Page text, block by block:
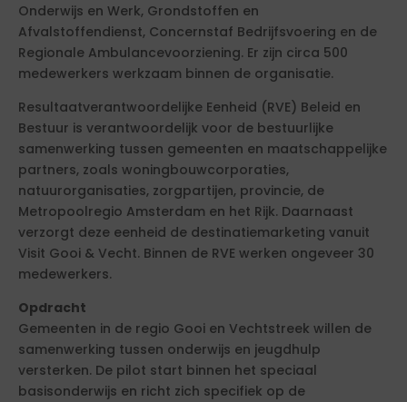
Onderwijs en Werk, Grondstoffen en
Afvalstoffendienst, Concernstaf Bedrijfsvoering en de
Regionale Ambulancevoorziening. Er zijn circa 500
medewerkers werkzaam binnen de organisatie.
Resultaatverantwoordelijke Eenheid (RVE) Beleid en
Bestuur is verantwoordelijk voor de bestuurlijke
samenwerking tussen gemeenten en maatschappelijke
partners, zoals woningbouwcorporaties,
natuurorganisaties, zorgpartijen, provincie, de
Metropoolregio Amsterdam en het Rijk. Daarnaast
verzorgt deze eenheid de destinatiemarketing vanuit
Visit Gooi & Vecht. Binnen de RVE werken ongeveer 30
medewerkers.
Opdracht
Gemeenten in de regio Gooi en Vechtstreek willen de
samenwerking tussen onderwijs en jeugdhulp
versterken. De pilot start binnen het speciaal
basisonderwijs en richt zich specifiek op de